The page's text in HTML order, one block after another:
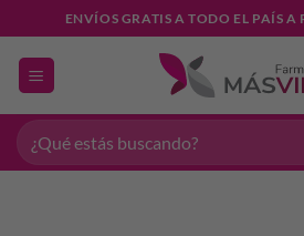
al
contenido
ENVÍOS GRATIS A TODO EL PAÍS
Buscar
por: